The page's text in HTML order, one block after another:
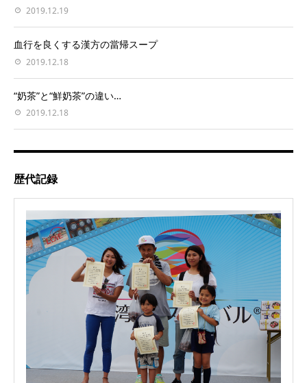
2019.12.19
血行を良くする漢方の當帰スープ
2019.12.18
“奶茶”と“鮮奶茶”の違い…
2019.12.18
歴代記録